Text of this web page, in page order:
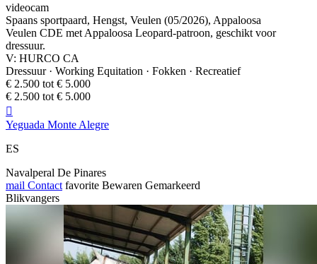
videocam
Spaans sportpaard, Hengst, Veulen (05/2026), Appaloosa
Veulen CDE met Appaloosa Leopard-patroon, geschikt voor
dressuur.
V: HURCO CA
Dressuur · Working Equitation · Fokken · Recreatief
€ 2.500 tot € 5.000
€ 2.500 tot € 5.000

Yeguada Monte Alegre
ES
Navalperal De Pinares
mail Contact favorite Bewaren Gemarkeerd
Blikvangers